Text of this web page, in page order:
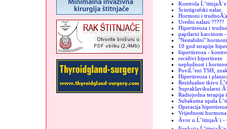
Kontrola
Scintigrafski nalaz
Hormoni i trudnoĂ¦a
Uredni nalazi ?????
Hipertireoza i
papilarni karcinom
"Nestabilni" hormoni
10 god terapije
hipertireoza -
recidivi hipertireze
neplodnost i
PoviĹˇeni TSH,
Hipertireoza i
Rezidualno tkivo
Supraklavikularni
Radiojodna terapija
Subakutna upala
Operacija
Vrijednosti hormona
Ăvor u ĹˇtitnjaĂ¨i -